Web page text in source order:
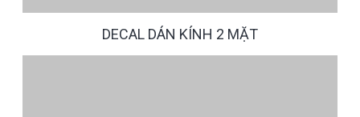
DECAL DÁN KÍNH 2 MẶT